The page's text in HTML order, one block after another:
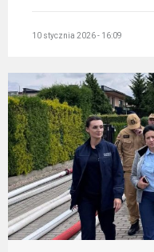
10 stycznia 2026 - 16:09